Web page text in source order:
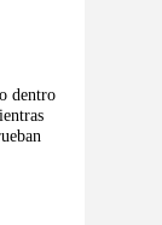
dentro